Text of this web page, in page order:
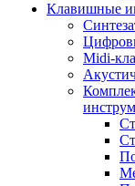
Клавишные
Midi-